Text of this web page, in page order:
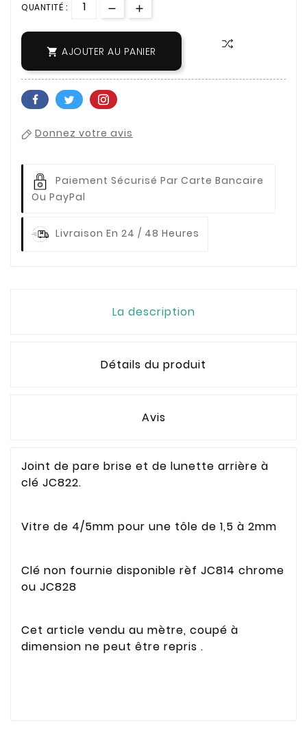
QUANTITÉ :
 AJOUTER AU PANIER
Donnez votre avis
Paiement Sécurisé Par Carte Bancaire
Ou PayPal
Livraison En 24 / 48 Heures
La description
Détails du produit
Avis
Joint de pare brise et de lunette arrière à
clé JC822.
Vitre de 4/5mm pour une tôle de 1,5 à 2mm
Clé non fournie disponible rèf JC814 chrome
ou JC828
Cet article vendu au mètre, coupé à
dimension ne peut être repris .